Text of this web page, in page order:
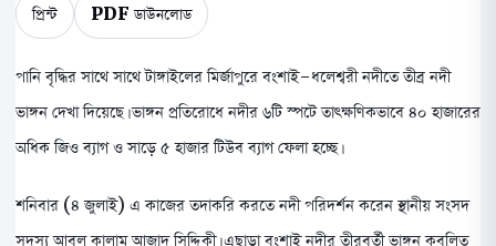
প্রিন্ট PDF ডাউনলোড
পানি বৃদ্ধির সাথে সাথে টাঙ্গাইলের মির্জাপুরে বংশাই-ধলেশ্বরী নদীতে তীব্র নদী
ভাঙ্গন দেখা দিয়েছে। ভাঙ্গন প্রতিরোধে নদীর ৬টি স্পটে তাৎক্ষণিকভাবে ৪০ হাজারের
অধিক জিও ব্যাগ ও সাড়ে ৫ হাজার টিউব ব্যাগ ফেলা হচ্ছে।
শনিবার (৪ জুলাই) এ কাজের তদাকরি করতে নদী পরিদর্শন করেন স্থানীয় সংসদ
সদস্য আবুল কালাম আজাদ সিদ্দিকী। এছাড়া বংশাই নদীর তীরবর্তী ভাঙ্গন কবলিত